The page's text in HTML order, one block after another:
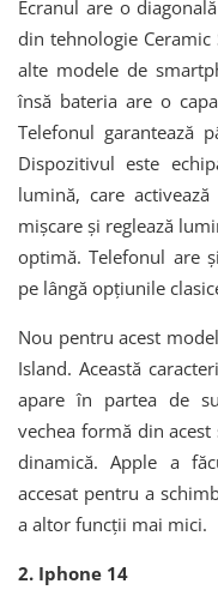
Ecranul are o
din tehnologie
alte modele de
însă bateria are o
Telefonul garantează
Dispozitivul este
lumină, care
mișcare și reglează
optimă. Telefonul are
pe lângă opțiunile
Nou pentru acest
Island. Această
apare în partea de
vechea formă din
dinamică. Apple a
accesat pentru a
a altor funcții mai mici.
2. Iphone 14